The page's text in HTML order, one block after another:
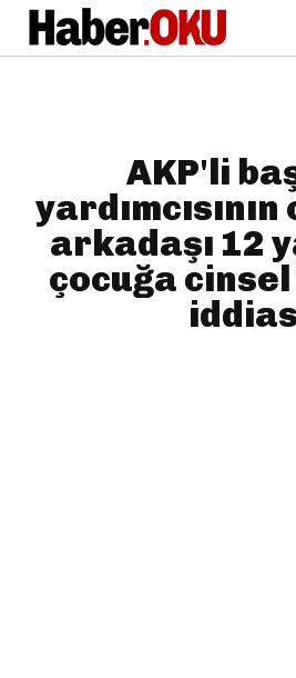
AKP'li
arkadaşı 12
çocuğa